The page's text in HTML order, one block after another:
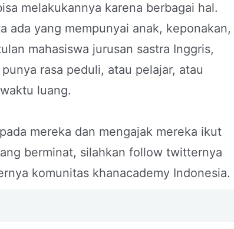
melakukannya karena berbagai hal.
ada yang mempunyai anak, keponakan,
mahasiswa jurusan sastra Inggris,
rasa peduli, atau pelajar, atau
luang.
mereka dan mengajak mereka ikut
berminat, silahkan follow twitternya
komunitas khanacademy Indonesia.